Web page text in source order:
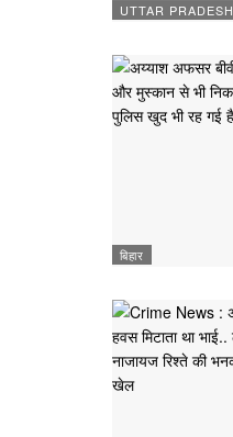
UTTAR PRADESH
बिहार